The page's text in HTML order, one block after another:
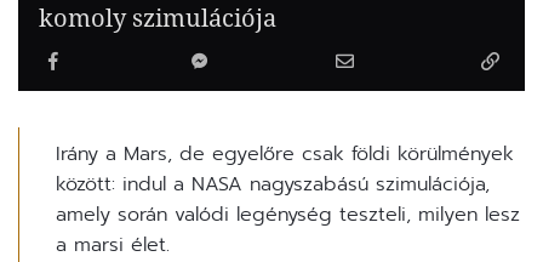
komoly szimulációja
Irány a Mars, de egyelőre csak földi körülmények
között: indul a NASA nagyszabású szimulációja,
amely során valódi legénység teszteli, milyen lesz
a marsi élet.